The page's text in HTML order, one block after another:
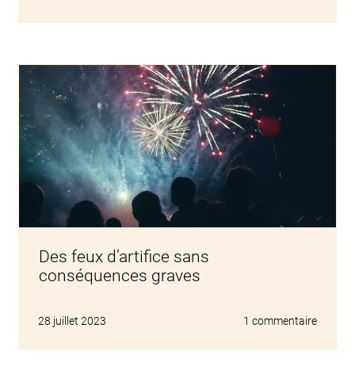
Des feux d’artifice sans
conséquences graves
28 juillet 2023 1 commentaire